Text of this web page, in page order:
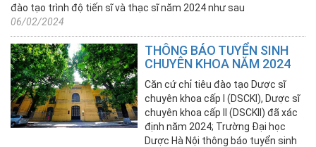
Tuyển
sinh
Sau
Đại
học
+ Tin
tuyển
sinh
đào tạo trình độ tiến sĩ và thạc sĩ năm 2024 như sau
06/02/2024
THÔNG BÁO TUYỂN SINH
CHUYÊN KHOA NĂM 2024
Căn cứ chỉ tiêu đào tạo Dược sĩ
chuyên khoa cấp I (DSCKI), Dược sĩ
chuyên khoa cấp II (DSCKII) đã xác
định năm 2024; Trường Đại học
Dược Hà Nội thông báo tuyển sinh